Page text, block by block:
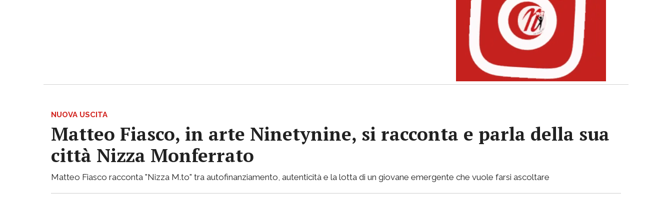
NUOVA USCITA
Matteo Fiasco, in arte Ninetynine, si racconta e parla della sua
città Nizza Monferrato
Matteo Fiasco racconta "Nizza M.to" tra autofinanziamento, autenticità e la lotta di un giovane emergente che vuole farsi ascoltare